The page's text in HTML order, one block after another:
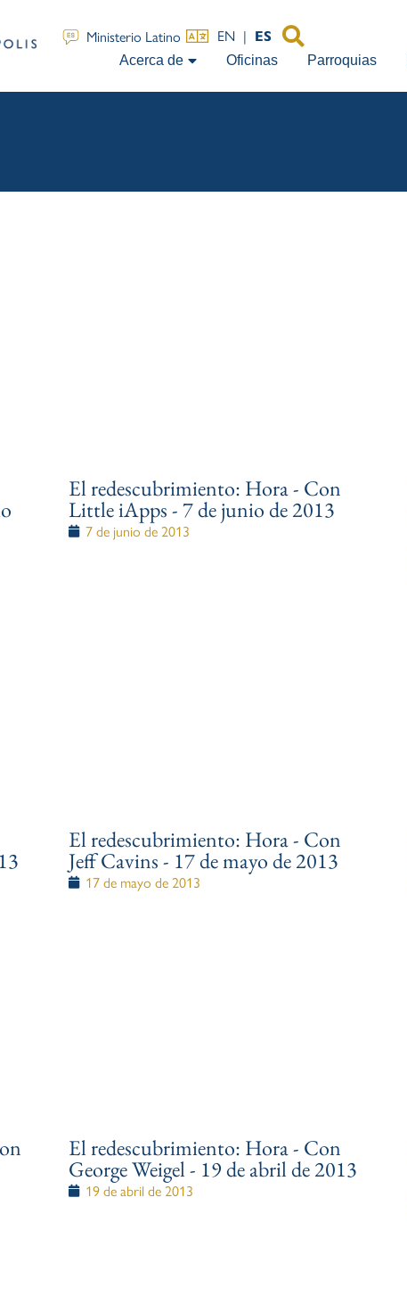
Ministerio Latino EN | ES
Acerca de Oficinas Parroquias
El redescubrimiento: Hora - Con
Little iApps - 7 de junio de 2013
7 de junio de 2013
El redescubrimiento: Hora - Con
Jeff Cavins - 17 de mayo de 2013
17 de mayo de 2013
El redescubrimiento: Hora - Con
George Weigel - 19 de abril de 2013
19 de abril de 2013